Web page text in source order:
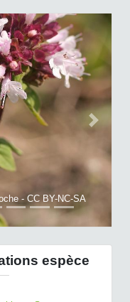
- CC BY-NC-SA
Next
espèce